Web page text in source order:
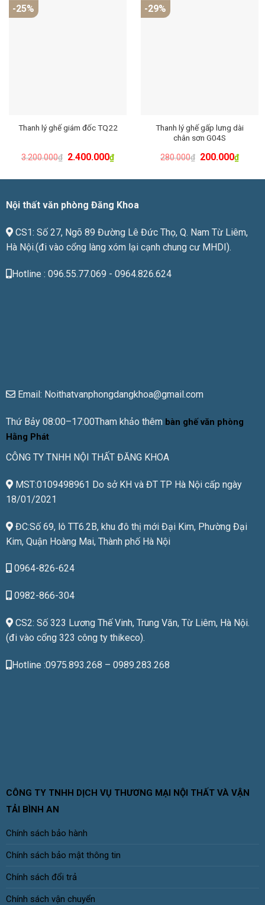
-25%
Thanh lý ghế giám đốc TQ22
3.200.000₫ 2.400.000₫
-29%
Thanh lý ghế gấp lưng dài
chân sơn G04S
280.000₫ 200.000₫
Nội thất văn phòng Đăng Khoa
CS1: Số 27, Ngõ 89 Đường Lê Đức Thọ, Q. Nam Từ Liêm,
Hà Nội.(đi vào cổng làng xóm lại cạnh chung cư MHDI).
Hotline : 096.55.77.069 - 0964.826.624
Email: Noithatvanphongdangkhoa@gmail.com
Thứ Bảy 08:00–17:00Tham khảo thêm bàn ghế văn phòng
Hằng Phát
CÔNG TY TNHH NỘI THẤT ĐĂNG KHOA
MST:0109498961 Do sở KH và ĐT TP Hà Nội cấp ngày
18/01/2021
ĐC:Số 69, lô TT6.2B, khu đô thị mới Đại Kim, Phường Đại
Kim, Quận Hoàng Mai, Thành phố Hà Nội
0964-826-624
0982-866-304
CS2: Số 323 Lương Thế Vinh, Trung Văn, Từ Liêm, Hà Nội.
(đi vào cổng 323 công ty thikeco).
Hotline :0975.893.268 – 0989.283.268
CÔNG TY TNHH DỊCH VỤ THƯƠNG MẠI NỘI THẤT VÀ VẬN
TẢI BÌNH AN
Chính sách bảo hành
Chính sách bảo mật thông tin
Chính sách đổi trả
Chính sách vận chuyển